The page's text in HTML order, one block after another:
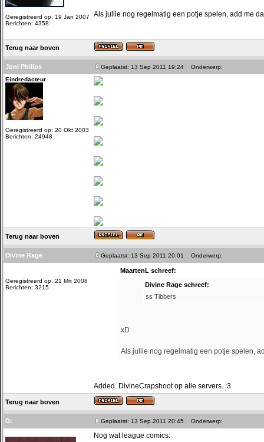
Geregistreerd op: 19 Jan 2007
Berichten: 4358
Als jullie nog regelmatig een potje spelen, add me
Terug naar boven
Joni Philips Geplaatst: 13 Sep 2011 19:24
Onderwerp:
Eindredacteur
Geregistreerd op: 20 Okt 2003
Berichten: 24948
Terug naar boven
Divine Rage Geplaatst: 13 Sep 2011 20:01 Onderwerp:
Geregistreerd op: 21 Mrt 2008
Berichten: 3215
MaartenL schreef:
Divine Rage schreef:
ss Tibbers
xD
Als jullie nog regelmatig een potje spelen,
Added. DivineCrapshoot op alle servers. :3
Terug naar boven
D: Geplaatst: 13 Sep 2011 20:45 Onderwerp:
Nog wat league comics: